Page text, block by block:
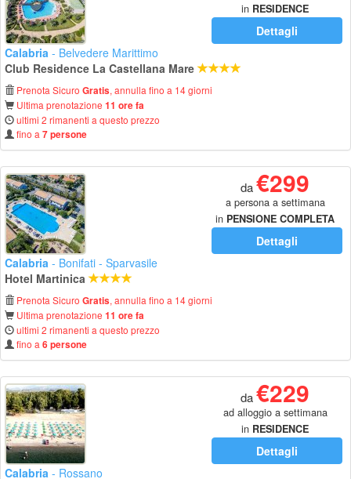
in RESIDENCE
Dettagli
Calabria - Belvedere Marittimo
Club Residence La Castellana Mare
Prenota Sicuro Gratis, annulla fino a 14 giorni
Ultima prenotazione 11 ore fa
ultimi 2 rimanenti a questo prezzo
fino a 7 persone
da€299
a persona a settimana
in PENSIONE COMPLETA
Dettagli
Calabria - Bonifati - Sparvasile
Hotel Martinica
Prenota Sicuro Gratis, annulla fino a 14 giorni
Ultima prenotazione 11 ore fa
ultimi 2 rimanenti a questo prezzo
fino a 6 persone
da€229
ad alloggio a settimana
in RESIDENCE
Dettagli
Calabria - Rossano